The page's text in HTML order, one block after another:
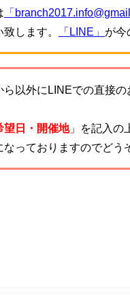
「
します。
「LINE」 が今
以外にLINEでの直接の
望日・開催地」を記入の
っておりますのでどう